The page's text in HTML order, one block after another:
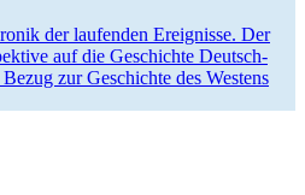
der laufenden Ereig­nisse. Der
auf die Geschichte Deutsch­
zur Geschichte des Westens